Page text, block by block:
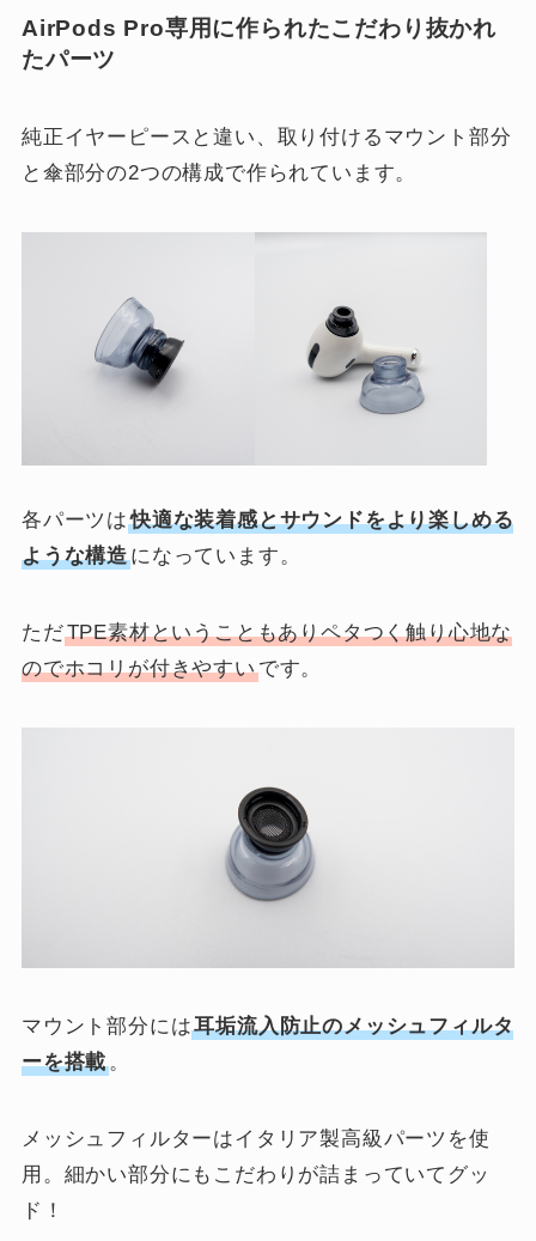
AirPods Pro専用に作られたこだわり抜かれ
たパーツ
純正イヤーピースと違い、取り付けるマウント部分
と傘部分の2つの構成で作られています。
各パーツは 快適な装着感とサウンドをより楽しめる
ような構造になっています。
ただTPE素材ということもありペタつく触り心地な
のでホコリが付きやすいです。
マウント部分には耳垢流入防止のメッシュフィルタ
ーを搭載 。
メッシュフィルターはイタリア製高級パーツを使
用。細かい部分にもこだわりが詰まっていてグッ
ド！